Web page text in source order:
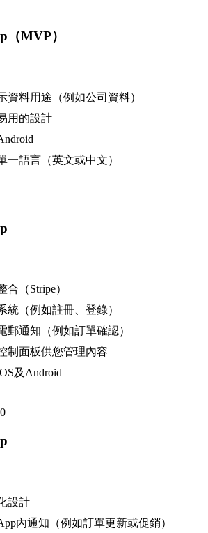
（MVP）
資料用途（例如公司資料）
用的設計
一語言（英文或中文）
合（Stripe）
統（例如註冊、登錄）
郵通知（例如訂單確認）
制面板供您管理內容
及Android
設計
內通知（例如訂單更新或促銷）